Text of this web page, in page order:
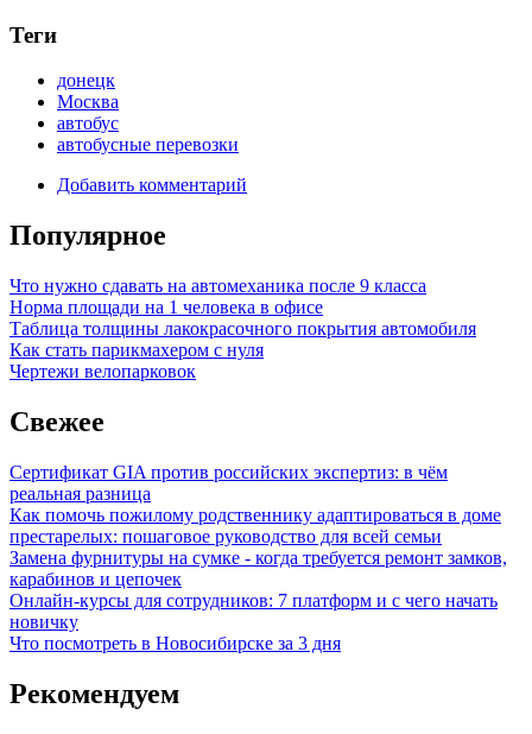
Теги
донецк
Москва
автобус
автобусные перевозки
Добавить комментарий
Популярное
Что нужно сдавать на автомеханика после 9 класса
Норма площади на 1 человека в офисе
Таблица толщины лакокрасочного покрытия автомобиля
Как стать парикмахером с нуля
Чертежи велопарковок
Свежее
Сертификат GIA против российских экспертиз: в чём
реальная разница
Как помочь пожилому родственнику адаптироваться в доме
престарелых: пошаговое руководство для всей семьи
Замена фурнитуры на сумке - когда требуется ремонт замков,
карабинов и цепочек
Онлайн-курсы для сотрудников: 7 платформ и с чего начать
новичку
Что посмотреть в Новосибирске за 3 дня
Рекомендуем